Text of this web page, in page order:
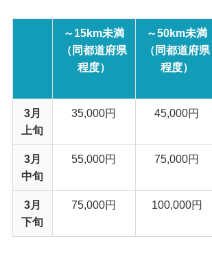
～15km未満
（同都道府県
程度）
～50km未満
（同都道府県
程度）
3月
上旬
35,000円 45,000円
3月
中旬
55,000円 75,000円
3月
下旬
75,000円 100,000円